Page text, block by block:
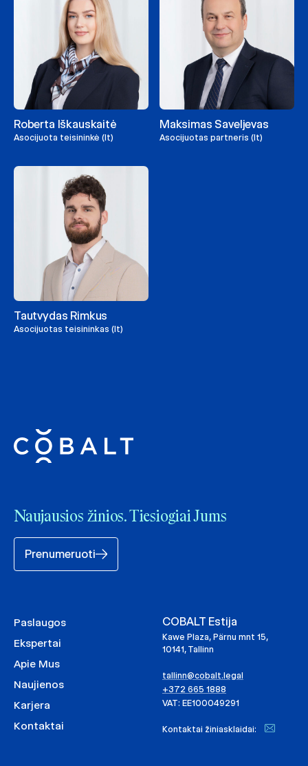
Roberta Iškauskaitė
Asocijuota teisininkė (lt)
Maksimas Saveljevas
Asocijuotas partneris (lt)
Tautvydas Rimkus
Asocijuotas teisininkas (lt)
Naujausios žinios. Tiesiogiai Jums
Prenumeruoti
Paslaugos
Ekspertai
Apie Mus
Naujienos
Karjera
Kontaktai
COBALT Estija
Kawe Plaza, Pärnu mnt 15,
10141, Tallinn
tallinn@cobalt.legal
+372 665 1888
VAT: EE100049291
Kontaktai žiniasklaidai: